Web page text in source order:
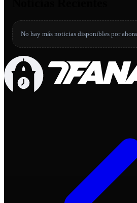
No hay más noticias disponibles por ahora.